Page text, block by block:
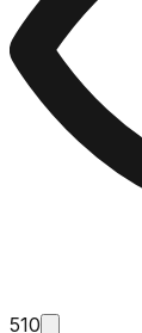
510